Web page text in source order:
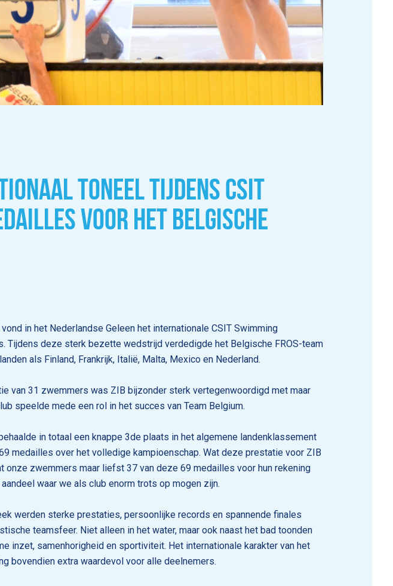
TONEEL TIJDENS CSIT
VOOR HET BELGISCHE
in het Nederlandse Geleen het internationale CSIT Swimming
Tijdens deze sterk bezette wedstrijd verdedigde het Belgische FROS-team
als Finland, Frankrijk, Italië, Malta, Mexico en Nederland.
van 31 zwemmers was ZIB bijzonder sterk vertegenwoordigd met maar
speelde mede een rol in het succes van Team Belgium.
in totaal een knappe 3de plaats in het algemene landenklassement
medailles over het volledige kampioenschap. Wat deze prestatie voor ZIB
onze zwemmers maar liefst 37 van deze 69 medailles voor hun rekening
waar we als club enorm trots op mogen zijn.
werden sterke prestaties, persoonlijke records en spannende finales
teamsfeer. Niet alleen in het water, maar ook naast het bad toonden
inzet, samenhorigheid en sportiviteit. Het internationale karakter van het
bovendien extra waardevol voor alle deelnemers.